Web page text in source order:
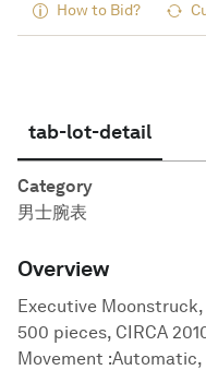
How to Bid?
tab-lot-detail
Category
男士腕表
Overview
Executive Moonstruck,
500 pieces, CIRCA
Movement :Automatic,